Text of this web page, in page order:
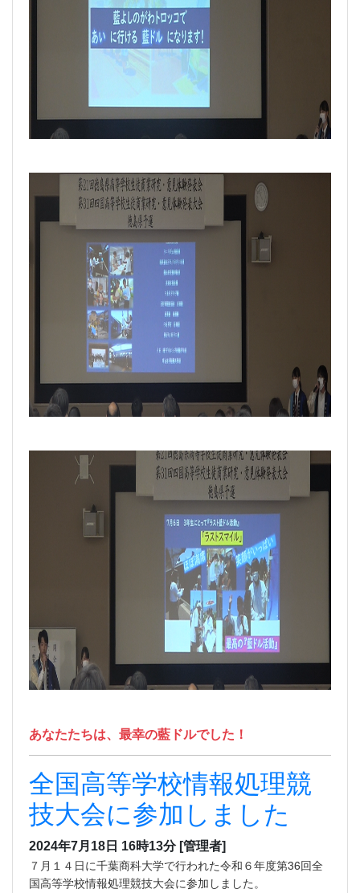
あなたたちは、最幸の藍ドルでした！
全国高等学校情報処理競
技大会に参加しました
2024年7月18日 16時13分 [管理者]
７月１４日に千葉商科大学で行われた令和６年度第36回全
国高等学校情報処理競技大会に参加しました。